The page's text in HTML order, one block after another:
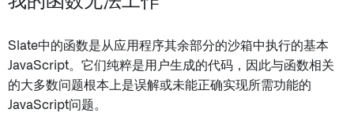
Slate中的函数是从应用程序其余部分的沙箱中执行的基本
JavaScript。它们纯粹是用户生成的代码，因此与函数相关
的大多数问题根本上是误解或未能正确实现所需功能的
JavaScript问题。